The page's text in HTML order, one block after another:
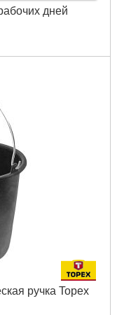
дней
ручка Topex